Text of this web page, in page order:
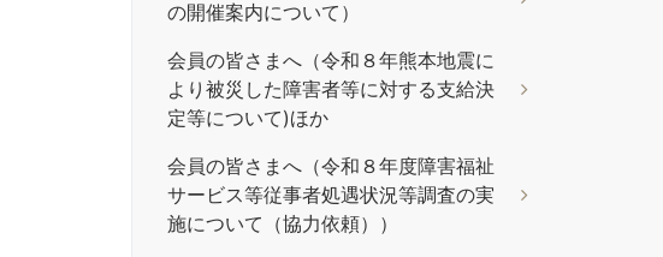
の開催案内について）
会員の皆さまへ（令和８年熊本地震に
より被災した障害者等に対する支給決
定等について)ほか
会員の皆さまへ（令和８年度障害福祉
サービス等従事者処遇状況等調査の実
施について（協力依頼））